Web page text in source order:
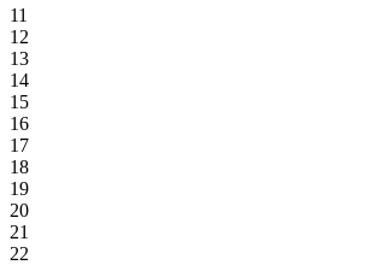
11
12
13
14
15
16
17
18
19
20
21
22